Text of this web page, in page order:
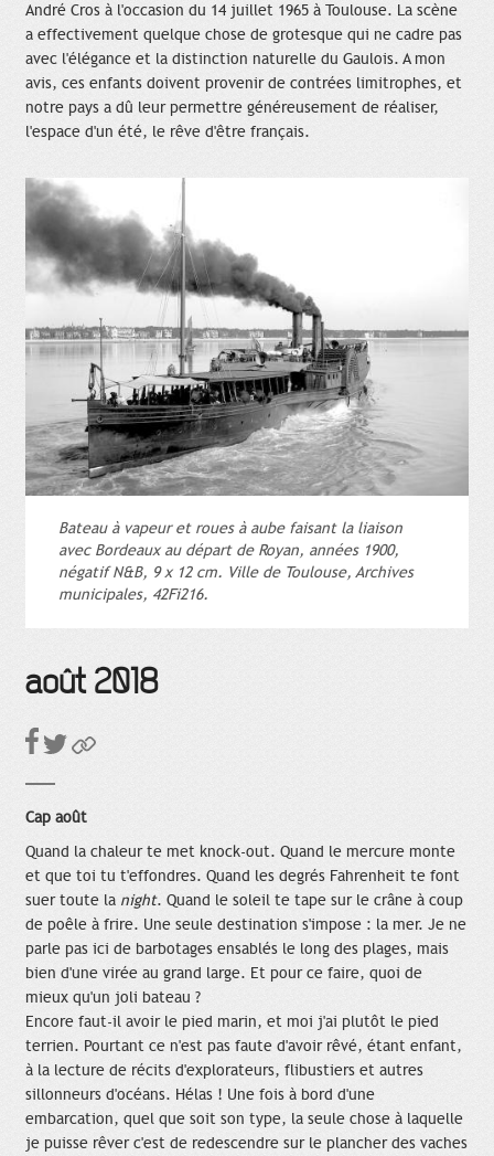
André Cros à l'occasion du 14 juillet 1965 à Toulouse. La scène
a effectivement quelque chose de grotesque qui ne cadre pas
avec l'élégance et la distinction naturelle du Gaulois. A mon
avis, ces enfants doivent provenir de contrées limitrophes, et
notre pays a dû leur permettre généreusement de réaliser,
l'espace d'un été, le rêve d'être français.
Bateau à vapeur et roues à aube faisant la liaison
avec Bordeaux au départ de Royan, années 1900,
négatif N&B, 9 x 12 cm. Ville de Toulouse, Archives
municipales, 42Fi216.
août 2018
Cap août
Quand la chaleur te met knock-out. Quand le mercure monte
et que toi tu t'effondres. Quand les degrés Fahrenheit te font
suer toute la night. Quand le soleil te tape sur le crâne à coup
de poêle à frire. Une seule destination s'impose : la mer. Je ne
parle pas ici de barbotages ensablés le long des plages, mais
bien d'une virée au grand large. Et pour ce faire, quoi de
mieux qu'un joli bateau ?
Encore faut-il avoir le pied marin, et moi j'ai plutôt le pied
terrien. Pourtant ce n'est pas faute d'avoir rêvé, étant enfant,
à la lecture de récits d'explorateurs, flibustiers et autres
sillonneurs d'océans. Hélas ! Une fois à bord d'une
embarcation, quel que soit son type, la seule chose à laquelle
je puisse rêver c'est de redescendre sur le plancher des vaches